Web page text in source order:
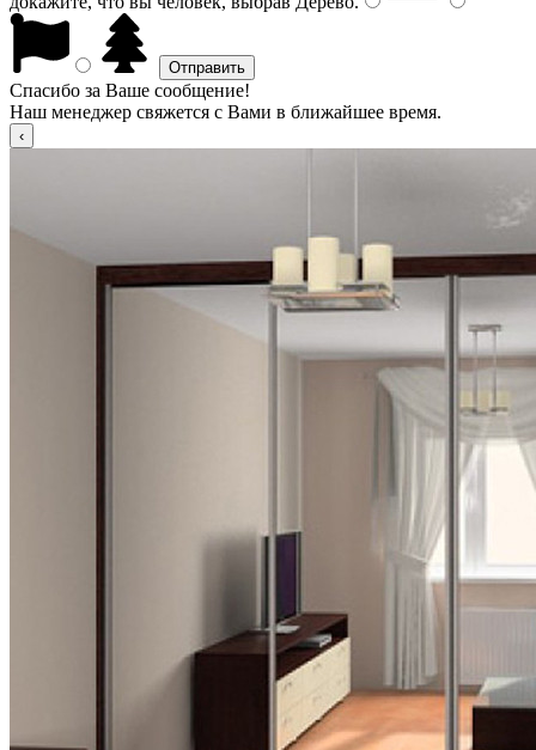
Спасибо за Ваше сообщение!
Наш менеджер свяжется с Вами в ближайшее время.